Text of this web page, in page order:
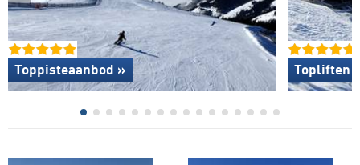
Toppisteaanbod » Topliften